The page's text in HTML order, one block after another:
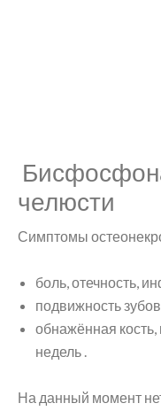
челюсти
Симптомы
боль, отечность,
подвижность зубов
обнажённая
недель .
На данный момент